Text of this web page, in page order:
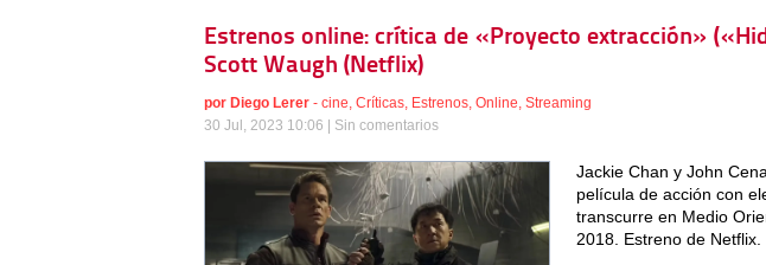
Estrenos online: crítica de «Proyecto extracción»
Scott Waugh (Netflix)
por Diego Lerer - cine, Críticas, Estrenos, Online, Streaming
30 Jul, 2023 10:06 | Sin comentarios
Jackie Chan y John
película de acción con
transcurre en Medio
2018. Estreno de Netflix.